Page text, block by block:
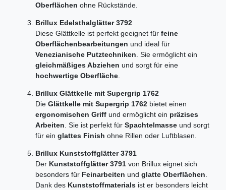
Oberflächen ohne Rückstände.
Brillux Edelsthalglätter 3792
Diese Glättkelle ist perfekt geeignet für feine
Oberflächenbearbeitungen und ideal für
Venezianische Putztechniken . Sie ermöglicht ein
gleichmäßiges Abziehen und sorgt für eine
hochwertige Oberfläche
Brillux Glättkelle mit Supergrip 1762
Die Glättkelle mit Supergrip 1762 bietet einen
ergonomischen Griff und ermöglicht ein präzises
Arbeiten . Sie ist perfekt für Spachtelmasse und sorgt
für ein glattes Finish ohne Rillen oder Luftblasen.
Brillux Kunststoffglätter 3791
Der Kunststoffglätter 3791 von Brillux eignet sich
besonders für Feinarbeiten und glatte Oberflächen
Dank des Kunststoffmaterials ist er besonders leicht